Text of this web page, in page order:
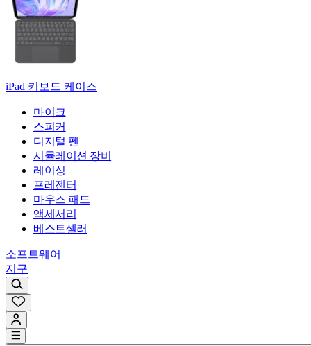
iPad 키보드 케이스
마이크
스피커
디지털 펜
시뮬레이션 장비
레이싱
프레젠터
마우스 패드
액세서리
베스트셀러
소프트웨어
지구